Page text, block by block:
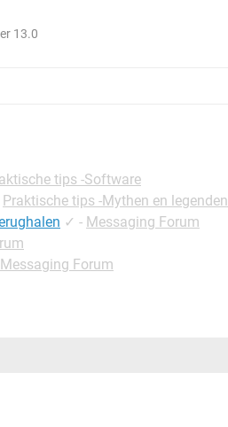
13.0
tips -Software
Praktische tips -Mythen en legenden
✓ - Messaging Forum
Messaging Forum